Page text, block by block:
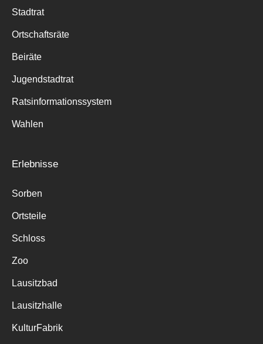
Stadtrat
Ortschaftsräte
Beiräte
Jugendstadtrat
Ratsinformationssystem
Wahlen
Erlebnisse
Sorben
Ortsteile
Schloss
Zoo
Lausitzbad
Lausitzhalle
KulturFabrik